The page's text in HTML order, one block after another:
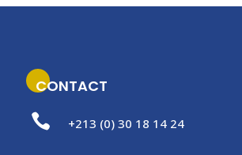
CONTACT

+213 (0) 30 18 14 24